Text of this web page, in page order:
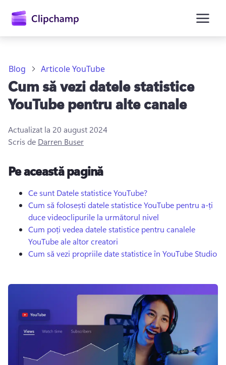
principal
Încercați gratuit
Blog Articole YouTube
Cum să vezi datele statistice
YouTube pentru alte canale
Actualizat la 20 august 2024
Scris de Darren Buser
Pe această pagină
Ce sunt Datele statistice YouTube?
Cum să folosești datele statistice YouTube pentru a-ți
duce videoclipurile la următorul nivel
Cum poți vedea datele statistice pentru canalele
YouTube ale altor creatori
Cum să vezi propriile date statistice în YouTube Studio